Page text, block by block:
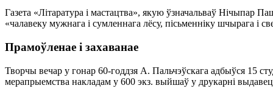
Газета «Літаратура і мастацтва», якую ўзначальваў Нічыпар
«чалавеку мужнага і сумленнага лёсу, пісьменніку шчырага і
Прамоўленае і захаванае
Творчы вечар у гонар 60-годдзя А. Пальчэўскага адбыўся 15
мерапрыемства накладам у 600 экз. выйшаў у друкарні